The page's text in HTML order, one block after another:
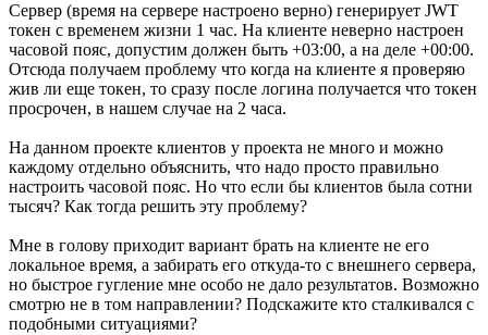
Сервер (время на сервере настроено верно) генерирует JWT
токен с временем жизни 1 час. На клиенте неверно настроен
часовой пояс, допустим должен быть +03:00, а на деле +00:00.
Отсюда получаем проблему что когда на клиенте я проверяю
жив ли еще токен, то сразу после логина получается что токен
просрочен, в нашем случае на 2 часа.
На данном проекте клиентов у проекта не много и можно
каждому отдельно объяснить, что надо просто правильно
настроить часовой пояс. Но что если бы клиентов была сотни
тысяч? Как тогда решить эту проблему?
Мне в голову приходит вариант брать на клиенте не его
локальное время, а забирать его откуда-то с внешнего сервера,
но быстрое гугление мне особо не дало результатов. Возможно
смотрю не в том направлении? Подскажите кто сталкивался с
подобными ситуациями?